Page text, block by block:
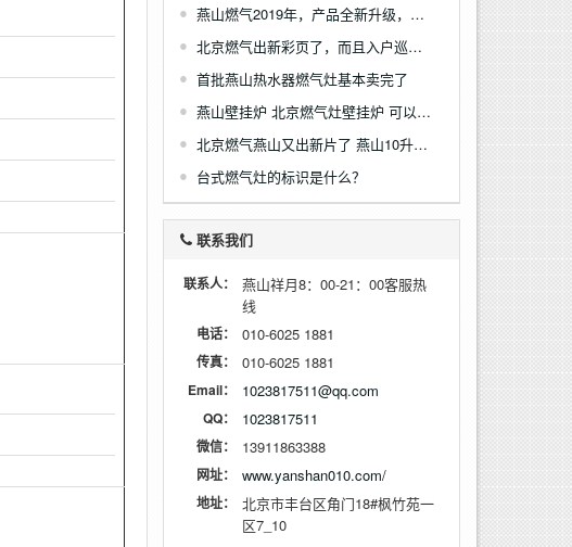
燕山燃气2019年，产品全新升级，打造更安全、更节能、智能的产品
北京燃气出新彩页了，而且入户巡检，小区宣传也有新帐篷了
首批燕山热水器燃气灶基本卖完了
燕山壁挂炉 北京燃气灶壁挂炉 可以大批量承接暖气和地暖清洗业务
北京燃气燕山又出新片了 燕山10升数码恒温热水器JSQ20-HDA
台式燃气灶的标识是什么？
联系我们
联系人：
燕山祥月8：00-21：00客服热
线
电话： 010-6025 1881
传真： 010-6025 1881
Email： 1023817511@qq.com
QQ： 1023817511
微信： 13911863388
网址： www.yanshan010.com/
地址：
北京市丰台区角门18#枫竹苑一
区7_10